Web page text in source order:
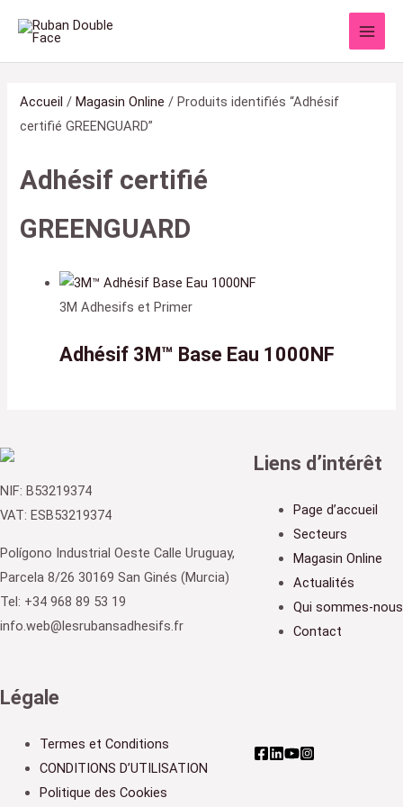
contenu
Accueil /Magasin Online / Produits identifiés “Adhésif
certifié GREENGUARD”
Adhésif certifié
GREENGUARD
3M Adhesifs et Primer
Adhésif 3M™ Base Eau 1000NF
NIF: B53219374
VAT: ESB53219374
Polígono Industrial Oeste Calle Uruguay,
Parcela 8/26 30169 San Ginés (Murcia)
Tel: +34 968 89 53 19
info.web@lesrubansadhesifs.fr
Liens d’intérêt
Page d’accueil
Secteurs
Magasin Online
Actualités
Qui sommes-nous
Contact
Légale
Termes et Conditions
CONDITIONS D’UTILISATION
Politique des Cookies